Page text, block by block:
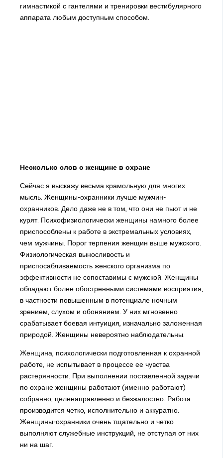
гимнастикой с гантелями и тренировки вестибулярного
аппарата любым доступным способом.
Несколько слов о женщине в охране
Сейчас я выскажу весьма крамольную для многих
мысль. Женщины-охранники лучше мужчин-
охранников. Дело даже не в том, что они не пьют и не
курят. Психофизиологически женщины намного более
приспособлены к работе в экстремальных условиях,
чем мужчины. Порог терпения женщин выше мужского.
Физиологическая выносливость и
приспосабливаемость женского организма по
эффективности не сопоставимы с мужской. Женщины
обладают более обостренными системами восприятия,
в частности повышенным в потенциале ночным
зрением, слухом и обонянием. У них мгновенно
срабатывает боевая интуиция, изначально заложенная
природой. Женщины невероятно наблюдательны.
Женщина, психологически подготовленная к охранной
работе, не испытывает в процессе ее чувства
растерянности. При выполнении поставленной задачи
по охране женщины работают (именно работают)
собранно, целенаправленно и безжалостно. Работа
производится четко, исполнительно и аккуратно.
Женщины-охранники очень тщательно и четко
выполняют служебные инструкций, не отступая от них
ни на шаг.